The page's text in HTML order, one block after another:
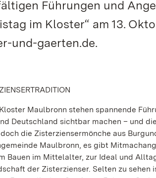
Führungen und
im Kloster“ am 13.
und-gaerten.de.
Maulbronn stehen spannende
Deutschland sichtbar machen – und
die Zisterziensermönche aus
Maulbronn, es gibt
Bauen im Mittelalter, zur Ideal und
der Zisterzienser. Selten zu